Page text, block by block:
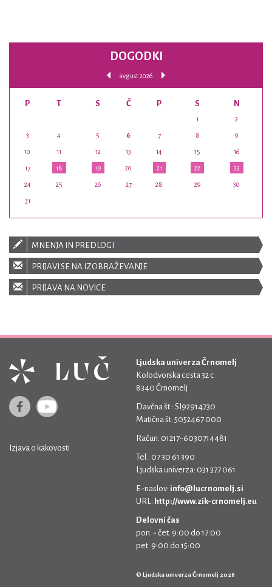
DOGODKI
avgust 2026
P T S Č P S N
1 2
3 4 5 6 7 8 9
10 11 12 13 14 15 16
17 18 19 20 21 22 23
24 25 26 27 28 29 30
31
MNENJA IN PREDLOGI
PRIJAVI SE NA IZOBRAŽEVANJE
PRIJAVA NA NOVICE
Izjava o kakovosti
Ljudska univerza Črnomelj
Kolodvorska cesta 32 c
8340 Črnomelj
Davčna št.: SI92914730
Matična št: 5052467 000
Račun: 01217-6030714481
Tel.: 07 30 61 390
Ljudska univerza: 031 377 061
E-naslov: info@lucrnomelj.si
URL: http://www.zik-crnomelj.eu
Delovni čas
pon. - čet. 9:00 do 17:00
pet. 9:00 do 15:00
© Ljudska univerza Črnomelj 2026